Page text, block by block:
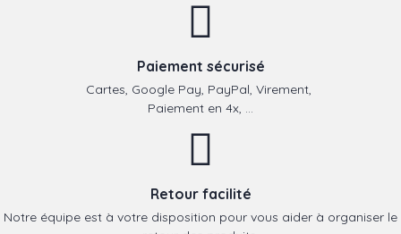
Paiement sécurisé
Cartes, Google Pay, PayPal, Virement,
Paiement en 4x, ...
Retour facilité
Notre équipe est à votre disposition pour vous aider à organiser le